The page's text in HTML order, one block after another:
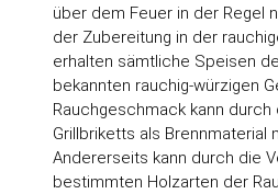
über dem Feuer in der Regel
der Zubereitung in der
erhalten sämtliche Speisen
bekannten rauchig-würzigen
Rauchgeschmack kann durch
Grillbriketts als Brennmaterial
Andererseits kann durch die
bestimmten Holzarten der